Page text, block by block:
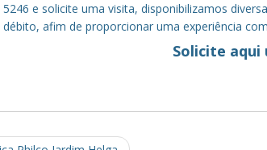
5246 e solicite uma visita, disponibilizamos
débito, afim de proporcionar uma experiência
Solicite aqui